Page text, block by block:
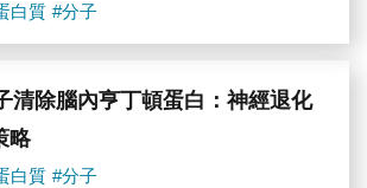
白質 #分子
清除腦內亨丁頓蛋白：神經退化
略
白質 #分子